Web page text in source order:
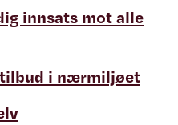
innsats mot alle
tilbud i nærmiljøet